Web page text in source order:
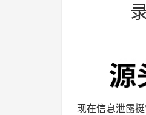
现在信息泄露